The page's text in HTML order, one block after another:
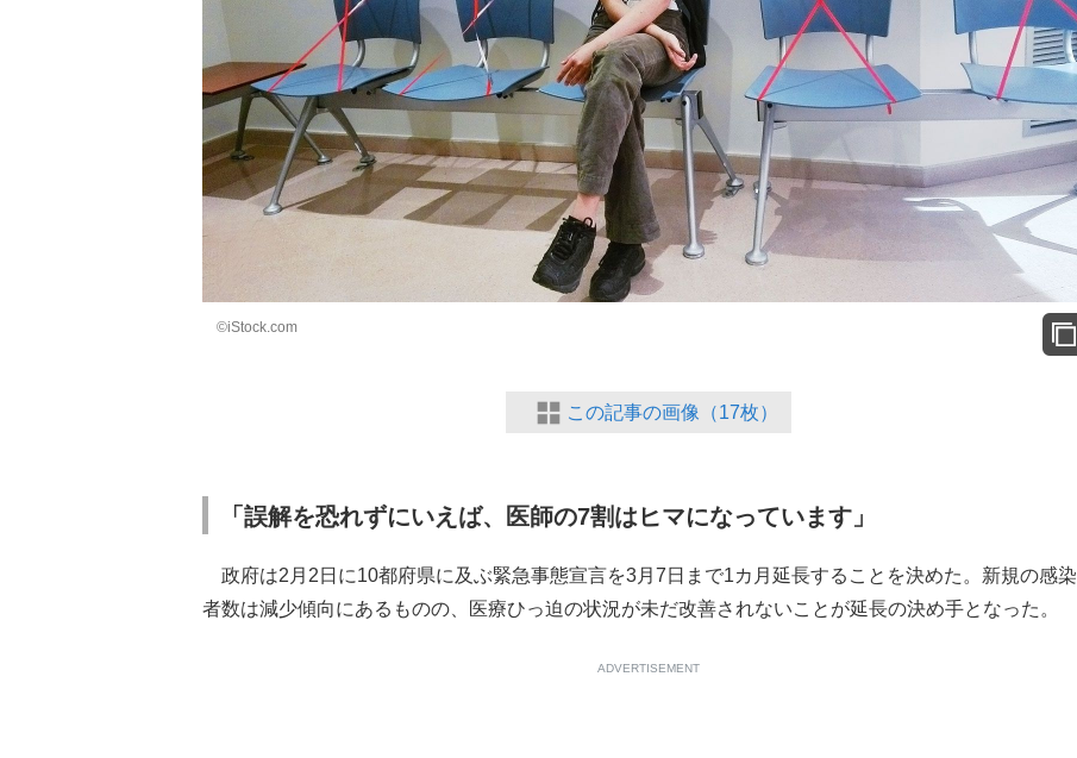
©iStock.com
この記事の画像（17枚）
「誤解を恐れずにいえば、医師の7割はヒマになっています」
政府は2月2日に10都府県に及ぶ緊急事態宣言を3月7日まで1カ月延長することを決めた。新規の感染
者数は減少傾向にあるものの、医療ひっ迫の状況が未だ改善されないことが延長の決め手となった。
ADVERTISEMENT